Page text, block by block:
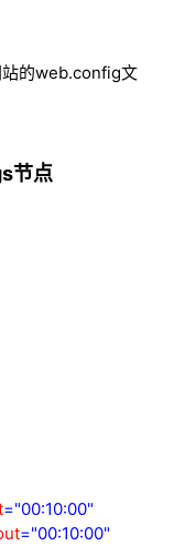
站的web.config文
节点
="00:10:00"
="00:10:00"